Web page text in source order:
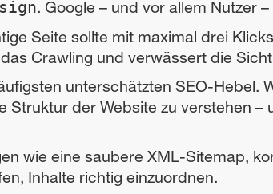
. Google – und vor allem Nutzer
Seite sollte mit maximal drei
Crawling und verwässert die
unterschätzten SEO-Hebel.
Struktur der Website zu verstehen
wie eine saubere XML-Sitemap,
Inhalte richtig einzuordnen.